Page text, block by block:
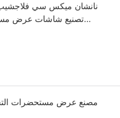
نانشان ميكس سي
تصنيع شاشات عرض
مصنع عرض مستحضرات